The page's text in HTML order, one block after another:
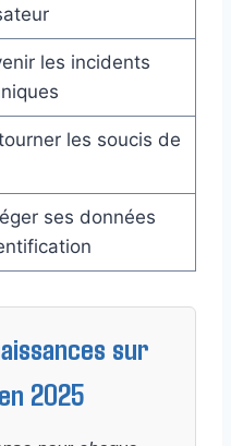
les incidents
les soucis de
ses données
sur
2025